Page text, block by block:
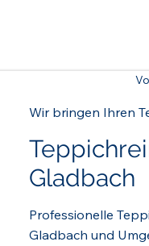
Wir bringen Ihren
Gladbach
Professionelle
Gladbach und